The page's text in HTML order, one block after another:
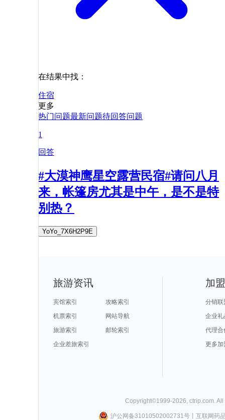
在结果中找：
住宿
更多
热门问题最新问题待回答问题
1
回答
#大漠神鹰星空露营民宿#请问八月
来，帐篷房尤其是中午，是不是特
别热？
YoYo_7X6H2P9E
旅游资讯
宾馆索引
攻略索引
机票索引
网站导航
旅游索引
邮轮索引
企业差旅索引
加
分销联
企业礼
代理合
更多加
Copyright©1999-2026 ctrip.com .
沪公网备31010502002731号丨 互联网药